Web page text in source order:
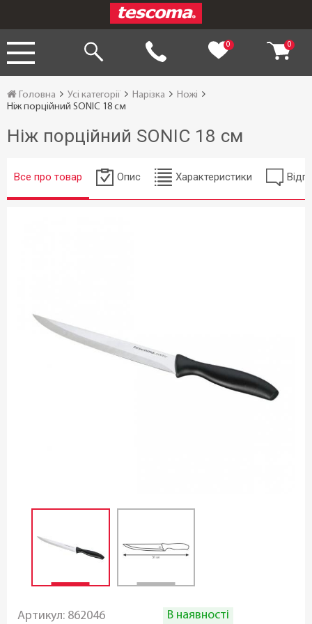
0 0
Головна Усі категорії Нарізка
Ножі
Ніж порційний SONIC 18 см
Ніж порційний SONIC 18 см
Все про товар Опис Характеристики
Артикул: 862046 В наявності